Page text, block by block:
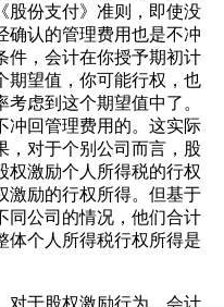
股份支付》准则，即使没
确认的管理费用也是不冲
件，会计在你授予期初计
期望值，你可能行权，也
虑到这个期望值中了。
冲回管理费用的。这实际
，对于个别公司而言，股
权激励个人所得税的行权
激励的行权所得。但基于
同公司的情况，他们合计
体个人所得税行权所得是
于股权激励行为，会计